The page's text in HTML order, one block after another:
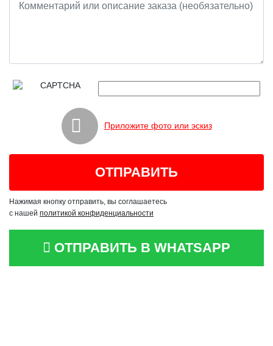
Приложите фото или эскиз
Нажимая кнопку отправить, вы соглашаетесь
с нашей политикой конфиденциальности
ОТПРАВИТЬ В WHATSAPP